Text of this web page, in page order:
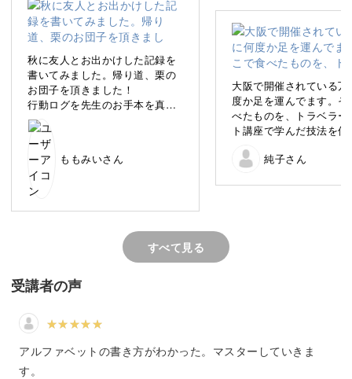
の基本テクニック」を学んでいきましょう♪
例えば、旅の楽しみの１つである「食事」なら、こんな3
つのパターンでまとめることが可能です。
◎多品料理のまとめ方
◎コース料理のまとめ方
◎3食ミールログ風のまとめ方
いろいろな表現のパターンを身につけることで、より自分
らしい旅の記録づくりを楽しんでいきましょう。
その他「食事」以外にも「やったこと」「買ったもの」
秋に友人とお出かけした記録を
書いてみました。帰り道、栗の
お団子を頂きました！
行動ログを先生のお手本を真似
て書いてみるとまとまった感じ
が出ました。これからも学んで
いきたいと思います。
ももみいさん
大阪で開催されている万
度か足を運んでます。そ
べたものを、トラベラー
ト講座で学んだ技法を
純子さん
すべて見る
受講者の声
アルファベットの書き方がわかった。マスターしていきま
す。